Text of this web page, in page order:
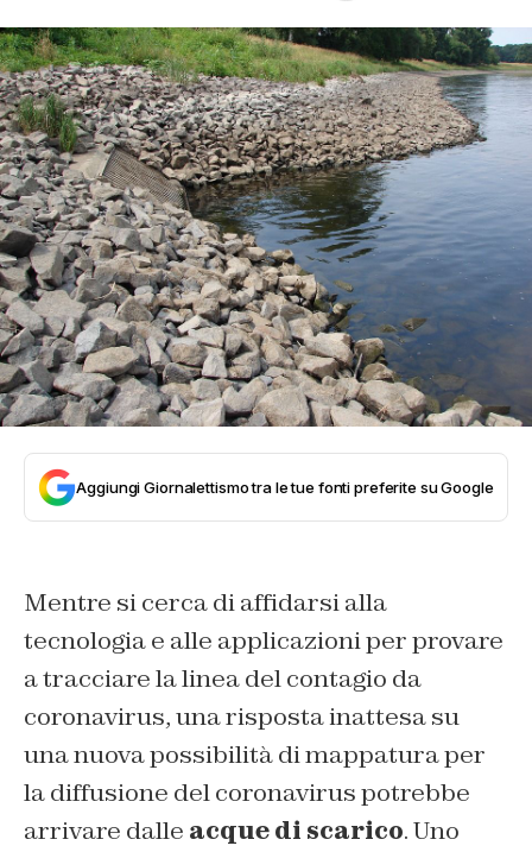
Contatti
Aggiungi Giornalettismo tra le tue fonti preferite su Google
Mentre si cerca di affidarsi alla
tecnologia e alle applicazioni per provare
a tracciare la linea del contagio da
coronavirus, una risposta inattesa su
una nuova possibilità di mappatura per
la diffusione del coronavirus potrebbe
arrivare dalle acque di scarico. Uno